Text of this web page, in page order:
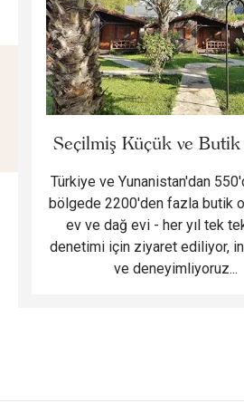
Seçilmiş Küçük ve
Türkiye ve Yunanistan'dan
bölgede 2200'den fazla butik
ev ve dağ evi - her yıl tek
denetimi için ziyaret ediliyor,
ve deneyimliyoruz...